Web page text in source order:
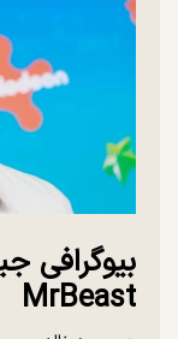
بیوگرافی
MrBeast